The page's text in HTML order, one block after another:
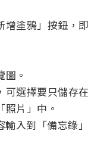
增塗鴉」按鈕，即
。
可選擇要只儲存在
照片」中。
入到「備忘錄」